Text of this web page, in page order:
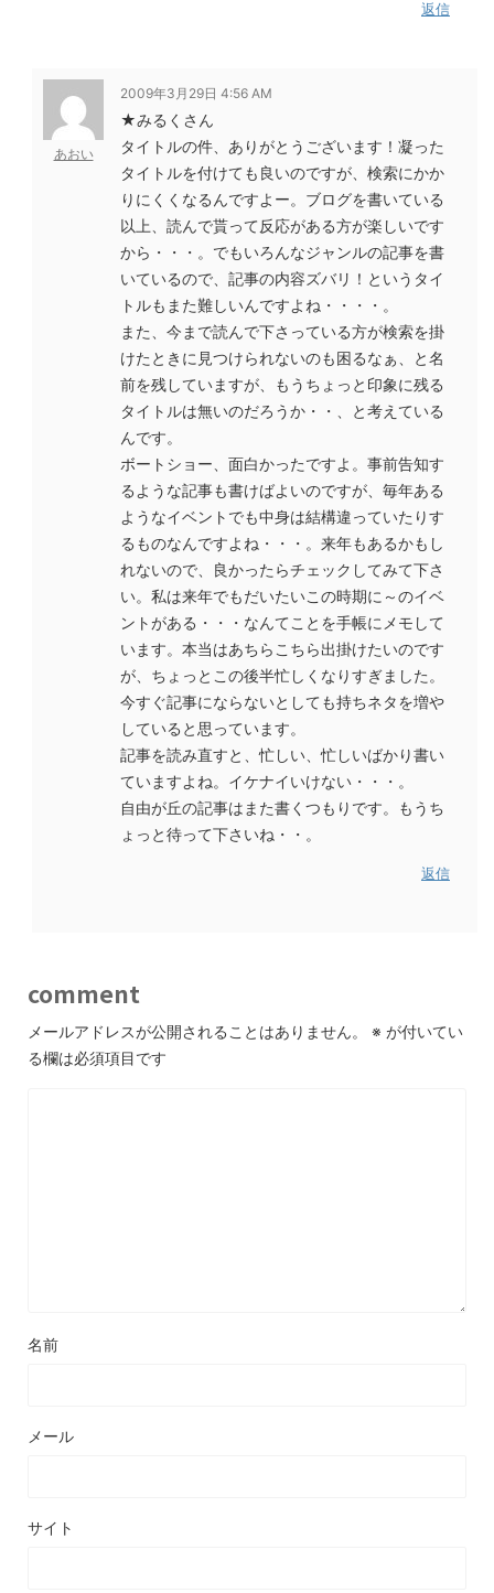
返信
あおい
2009年3月29日 4:56 AM
★みるくさん
タイトルの件、ありがとうございます！凝った
タイトルを付けても良いのですが、検索にかか
りにくくなるんですよー。ブログを書いている
以上、読んで貰って反応がある方が楽しいです
から・・・。でもいろんなジャンルの記事を書
いているので、記事の内容ズバリ！というタイ
トルもまた難しいんですよね・・・・。
また、今まで読んで下さっている方が検索を掛
けたときに見つけられないのも困るなぁ、と名
前を残していますが、もうちょっと印象に残る
タイトルは無いのだろうか・・、と考えている
んです。
ボートショー、面白かったですよ。事前告知す
るような記事も書けばよいのですが、毎年ある
ようなイベントでも中身は結構違っていたりす
るものなんですよね・・・。来年もあるかもし
れないので、良かったらチェックしてみて下さ
い。私は来年でもだいたいこの時期に～のイベ
ントがある・・・なんてことを手帳にメモして
います。本当はあちらこちら出掛けたいのです
が、ちょっとこの後半忙しくなりすぎました。
今すぐ記事にならないとしても持ちネタを増や
していると思っています。
記事を読み直すと、忙しい、忙しいばかり書い
ていますよね。イケナイいけない・・・。
自由が丘の記事はまた書くつもりです。もうち
ょっと待って下さいね・・。
返信
comment
メールアドレスが公開されることはありません。 ※ が付いてい
る欄は必須項目です
名前
メール
サイト